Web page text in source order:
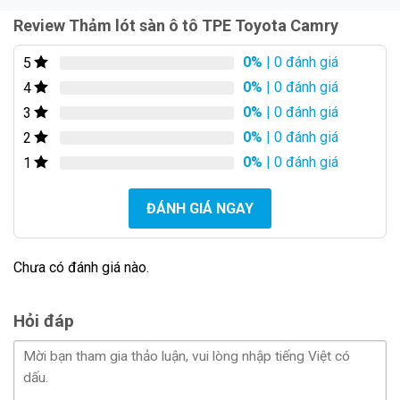
Cấu tạo thảm lót sàn ô tô TPE Toyota Camry cao cấp
Dễ vệ sinh – Độ bền 10 năm – Tiết kiệm chi phí lâu
So với các loại thảm nỉ, cao su thông thường, Thảm lót
chống nước, chống bẩn, dễ vệ sinh. Bạn chỉ cần nhấc
không cần giặt giũ cầu kỳ. Đặc biệt, nhờ chất lượng vật
liệu cao, thảm có tuổi thọ lên tới hơn 10 năm, không
phai màu, không biến dạng dù trong điều kiện nắng
nóng hay mưa ẩm. Đây là khoản đầu tư nhỏ nhưng
Review Thảm lót sàn ô tô TPE Toyota Camry
5 0% | 0 đánh giá
4
0% | 0 đánh giá
3
0% | 0 đánh giá
2
0% | 0 đánh giá
1
0% | 0 đánh giá
ĐÁNH GIÁ NGAY
Chưa có đánh giá nào.
Hỏi đáp